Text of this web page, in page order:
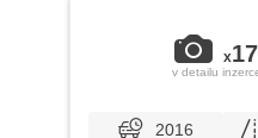
x17
v detailu
2016